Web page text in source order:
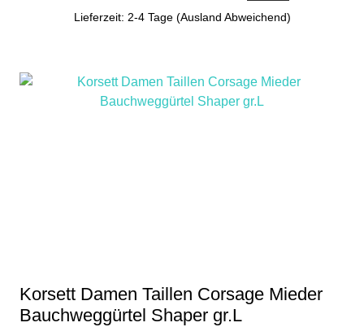
Lieferzeit: 2-4 Tage (Ausland Abweichend)
Korsett Damen Taillen Corsage Mieder
Bauchweggürtel Shaper gr.L